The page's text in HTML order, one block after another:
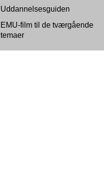
Uddannelsesguiden
EMU-film til de tværgående
temaer